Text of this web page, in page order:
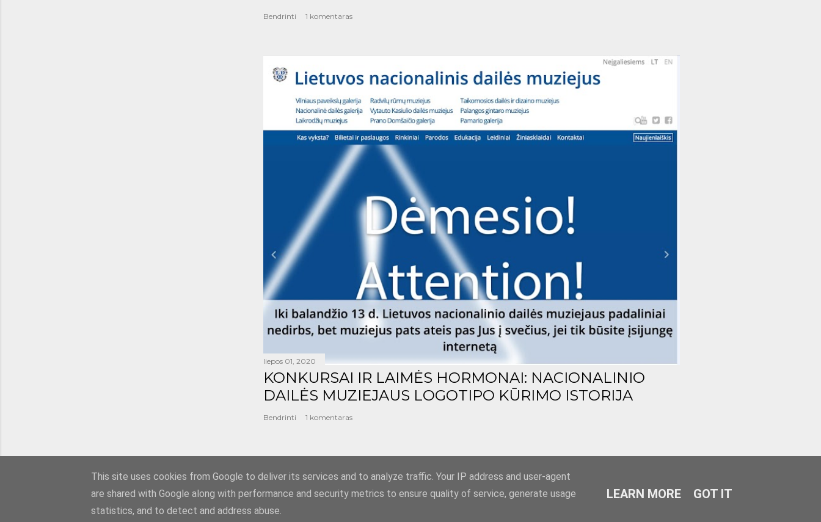
Bendrinti 1 komentaras
liepos 01, 2020
KONKURSAI IR LAIMĖS HORMONAI: NACIONALINIO
DAILĖS MUZIEJAUS LOGOTIPO KŪRIMO ISTORIJA
Bendrinti 1 komentaras
Teikia „Blogger“
This site uses cookies from Google to deliver its services and to analyze traffic. Your IP address and user-agent
are shared with Google along with performance and security metrics to ensure quality of service, generate usage
statistics, and to detect and address abuse.
LEARN MORE GOT IT